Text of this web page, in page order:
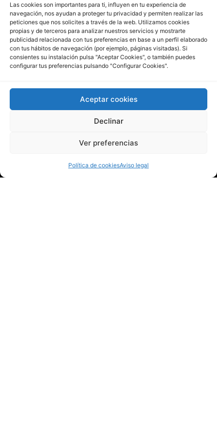
Las cookies son importantes para ti, influyen en tu experiencia de
navegación, nos ayudan a proteger tu privacidad y permiten realizar las
peticiones que nos solicites a través de la web. Utilizamos cookies
propias y de terceros para analizar nuestros servicios y mostrarte
publicidad relacionada con tus preferencias en base a un perfil elaborado
con tus hábitos de navegación (por ejemplo, páginas visitadas). Si
consientes su instalación pulsa "Aceptar Cookies", o también puedes
configurar tus preferencias pulsando "Configurar Cookies".
Aceptar cookies
Declinar
Ver preferencias
Política de cookiesAviso legal
Preparadores de medios10 min de lectura
12 claves para escoger tu preparador
de medios
Guía práctica para elegir el preparador de
medios ideal: descubre las 12 claves esenciales
que te ayudarán a optimizar procesos, reducir
RAYPA Lab 13-03-2026
1 2